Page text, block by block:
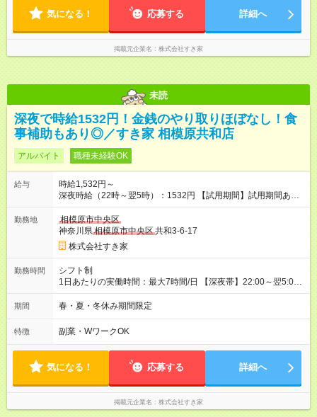
気になる！ 応募する 詳細へ
掲載元企業名 株式会社すき家
未読
深夜で時給1532円！金銭のやり取りほぼなし！食
事補助もあり◎／すき家 相模原共和店
アルバイト 職種未経験OK
給与
時給1,532円～
深夜時給（22時～翌5時）：1532円 【試用期間】試用期間あり
試用期間の長さ：1ヶ月 雇用形態、給与は本採用時と同じです。
試用期間の実態は30日（※条件変更なし）ですが、切り上げで
一ヶ月とさせていただきます。 研修制度あり：15時間(研修中も
同時給）
勤務地
相模原市中央区
神奈川県相模原市中央区共和3-6-17
株式会社すき家
勤務時間
シフト制
1日あたりの実働時間：最大7時間/日 【深夜帯】22:00～翌5:00
週2日～・1日2h～OK◎ ※22:00から翌5:00までは18歳以上の方
のみ勤務可能です（18歳未満の深夜業務禁止のため） ★深夜で
す。 必ず、2名以上での勤務を行いますので、安心して働けま
す。
期間 春・夏・冬休み期間限定
特徴 副業・WワークOK
気になる！ 応募する 詳細へ
掲載元企業名 株式会社すき家